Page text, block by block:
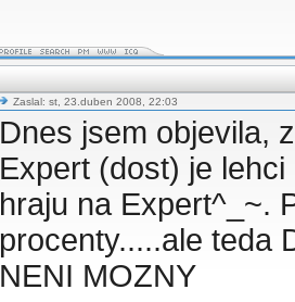
Zaslal: st, 23.duben 2008, 22:03
Dnes jsem objevila,
Expert (dost) je
hraju na Expert^_~.
procenty.....ale teda
NENI MOZNY